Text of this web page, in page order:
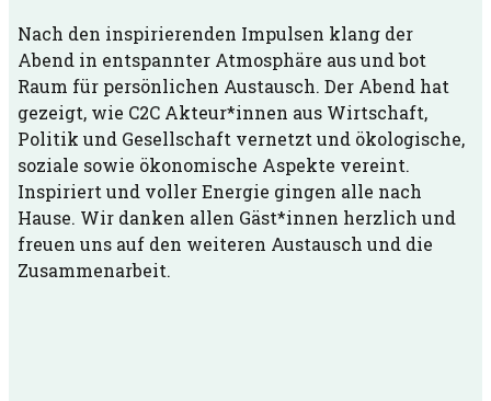
Nach den inspirierenden Impulsen klang der
Abend in entspannter Atmosphäre aus und bot
Raum für persönlichen Austausch. Der Abend hat
gezeigt, wie C2C Akteur*innen aus Wirtschaft,
Politik und Gesellschaft vernetzt und ökologische,
soziale sowie ökonomische Aspekte vereint.
Inspiriert und voller Energie gingen alle nach
Hause. Wir danken allen Gäst*innen herzlich und
freuen uns auf den weiteren Austausch und die
Zusammenarbeit.